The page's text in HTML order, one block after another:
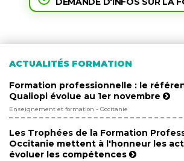
ACTUALITÉS FORMATION
Formation professionnelle : le
Qualiopi évolue au 1er novembre
Enseignement et formation - Occitanie
Les Trophées de la Formation
Occitanie mettent à l'honneur les
évoluer les compétences